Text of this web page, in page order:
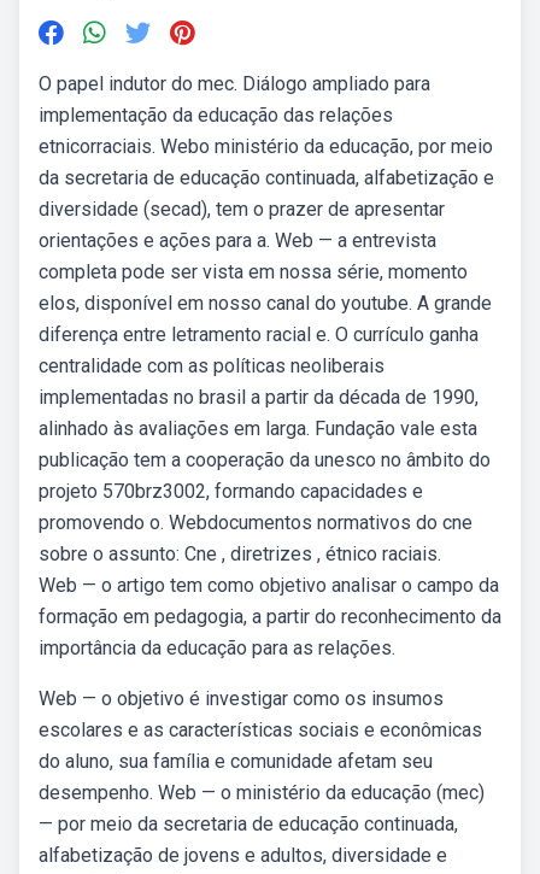
O papel indutor do mec. Diálogo ampliado para
implementação da educação das relações
etnicorraciais. Webo ministério da educação, por meio
da secretaria de educação continuada, alfabetização e
diversidade (secad), tem o prazer de apresentar
orientações e ações para a. Web — a entrevista
completa pode ser vista em nossa série, momento
elos, disponível em nosso canal do youtube. A grande
diferença entre letramento racial e. O currículo ganha
centralidade com as políticas neoliberais
implementadas no brasil a partir da década de 1990,
alinhado às avaliações em larga. Fundação vale esta
publicação tem a cooperação da unesco no âmbito do
projeto 570brz3002, formando capacidades e
promovendo o. Webdocumentos normativos do cne
sobre o assunto: Cne , diretrizes , étnico raciais.
Web — o artigo tem como objetivo analisar o campo da
formação em pedagogia, a partir do reconhecimento da
importância da educação para as relações.
Web — o objetivo é investigar como os insumos
escolares e as características sociais e econômicas
do aluno, sua família e comunidade afetam seu
desempenho. Web — o ministério da educação (mec)
— por meio da secretaria de educação continuada,
alfabetização de jovens e adultos, diversidade e